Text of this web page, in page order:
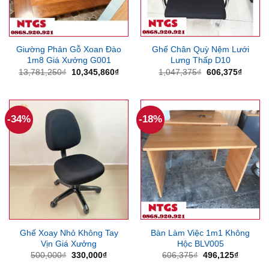
Giường Phản Gỗ Xoan Đào
1m8 Giá Xưởng G001
13,781,250₫
Giá
10,345,860₫Giá
10,345,860₫.
Ghế Chân Quỳ Nệm Lưới
Lưng Thấp D10
1,047,375₫ Giá
606,375₫Giá
-34%
Ghế Xoay Nhỏ Không Tay
Vịn Giá Xưởng
500,000₫ Giá
330,000₫Giá
-18%
Bàn Làm Việc 1m1 Không
Hộc BLV005
606,375₫ Giá
496,125₫Giá